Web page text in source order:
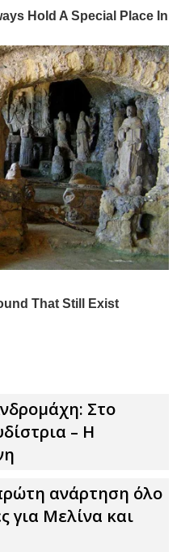
Στο
– Η
ανάρτηση όλο
για Μελίνα και